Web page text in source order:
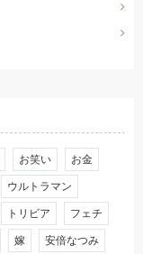
お笑い
お金
ウルトラマン
トリビア
フェチ
嫁
安倍なつみ